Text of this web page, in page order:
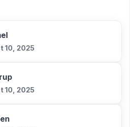
10, 2025
10, 2025